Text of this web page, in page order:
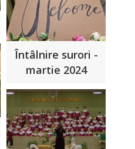
Întâlnire surori -
martie 2024